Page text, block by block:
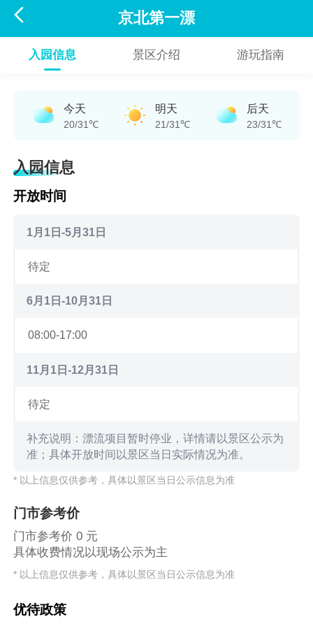
 京北第一漂
入园信息 景区介绍 游玩指南
今天
20/31℃
明天
21/31℃
后天
23/31℃
入园信息
开放时间
1月1日-5月31日
待定
6月1日-10月31日
08:00-17:00
11月1日-12月31日
待定
补充说明：漂流项目暂时停业，详情请以景区公示为
准；具体开放时间以景区当日实际情况为准。
* 以上信息仅供参考，具体以景区当日公示信息为准
门市参考价
门市参考价 0 元
具体收费情况以现场公示为主
* 以上信息仅供参考，具体以景区当日公示信息为准
优待政策